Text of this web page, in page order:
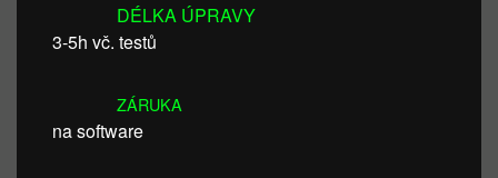
DÉLKA ÚPRAVY
3-5h vč. testů
ZÁRUKA
na software